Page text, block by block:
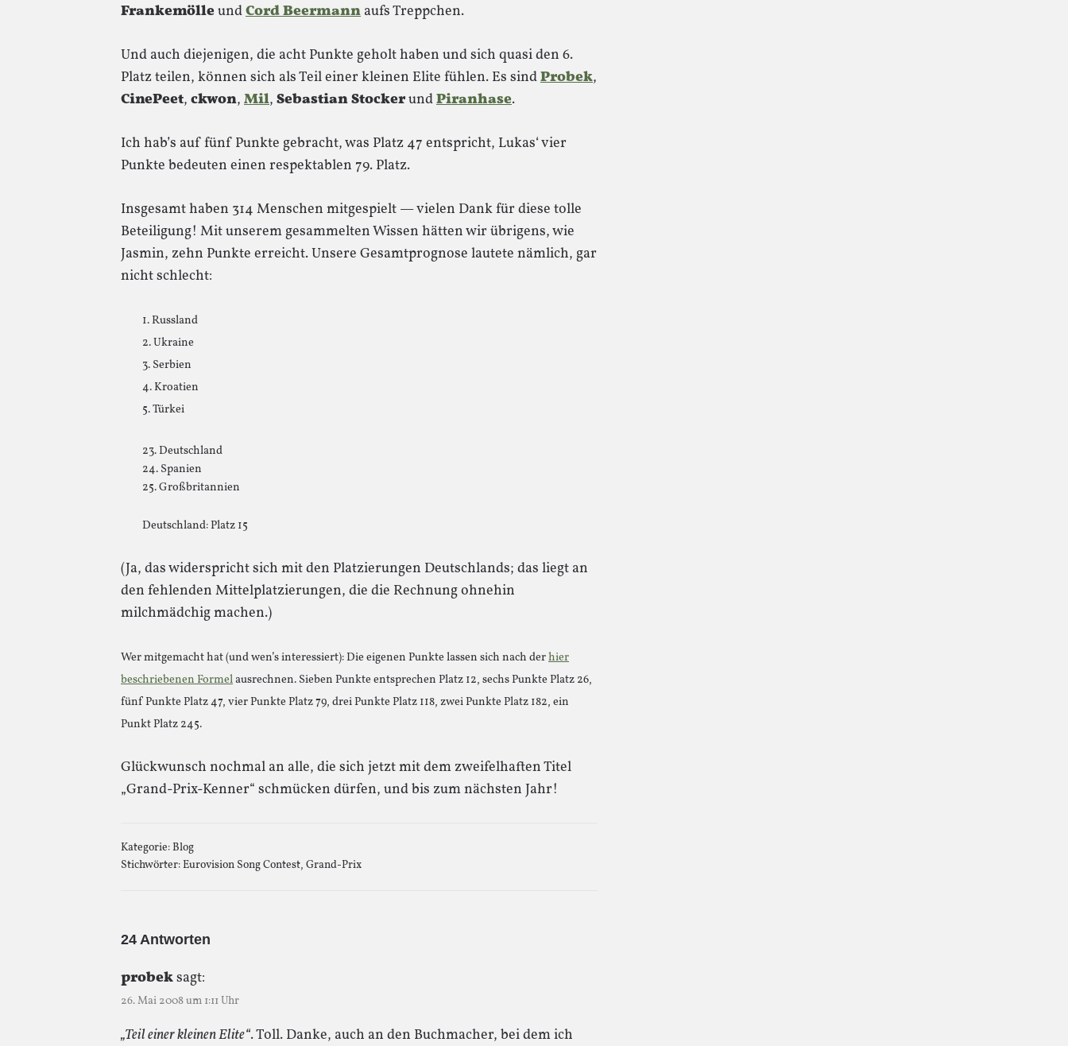
FrankemölleundCord Beermann aufs Treppchen.
Und auch diejenigen, die acht Punkte geholt haben und sich quasi den 6.
Platz teilen, können sich als Teil einer kleinen Elite fühlen. Es sindProbek,
CinePeet, ckwon, Mil, Sebastian StockerundPiranhase.
Ich hab’s auf fünf Punkte gebracht, was Platz 47 entspricht, Lukas‘ vier
Punkte bedeuten einen respektablen 79. Platz.
Insgesamt haben 314 Menschen mitgespielt — vielen Dank für diese tolle
Beteiligung! Mit unserem gesammelten Wissen hätten wir übrigens, wie
Jasmin, zehn Punkte erreicht. Unsere Gesamtprognose lautete nämlich, gar
nicht schlecht:
1. Russland
2. Ukraine
3. Serbien
4. Kroatien
5. Türkei
23. Deutschland
24. Spanien
25. Großbritannien
Deutschland: Platz 15
(Ja, das widerspricht sich mit den Platzierungen Deutschlands; das liegt an
den fehlenden Mittelplatzierungen, die die Rechnung ohnehin
milchmädchig machen.)
Wer mitgemacht hat (und wen’s interessiert): Die eigenen Punkte lassen sich nach derhier
beschriebenen Formelausrechnen. Sieben Punkte entsprechen Platz 12, sechs Punkte Platz 26,
fünf Punkte Platz 47, vier Punkte Platz 79, drei Punkte Platz 118, zwei Punkte Platz 182, ein
Punkt Platz 245.
Glückwunsch nochmal an alle, die sich jetzt mit dem zweifelhaften Titel
„Grand-Prix-Kenner“ schmücken dürfen, und bis zum nächsten Jahr!
Kategorie:Blog
Stichwörter:Eurovision Song Contest, Grand-Prix
24 Antworten
probeksagt:
26. Mai 2008 um 1:11 Uhr
„Teil einer kleinen Elite“. Toll. Danke, auch an den Buchmacher, bei dem ich